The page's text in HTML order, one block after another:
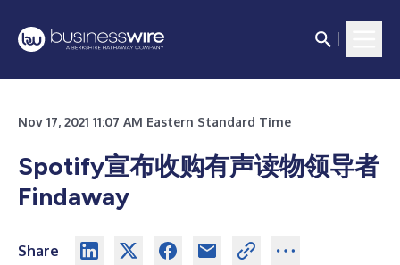
Nov 17, 2021 11:07 AM Eastern Standard Time
Spotify宣布收购有声读物领导者
Findaway
Share